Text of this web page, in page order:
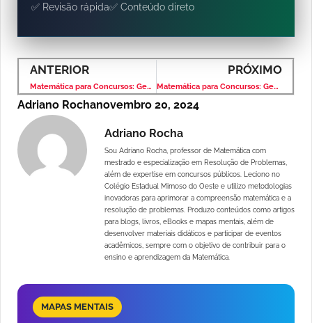
✅ Revisão rápida✅ Conteúdo direto
ANTERIOR
Matemática para Concursos: Geometria Plana – Banca VUNESP – Nível Médio
PRÓXIMO
Matemática para Concursos: Geometria Plana – Banca VUNESP – Nível Médio
Adriano Rochanovembro 20, 2024
Adriano Rocha
Sou Adriano Rocha, professor de Matemática com
mestrado e especialização em Resolução de Problemas,
além de expertise em concursos públicos. Leciono no
Colégio Estadual Mimoso do Oeste e utilizo metodologias
inovadoras para aprimorar a compreensão matemática e a
resolução de problemas. Produzo conteúdos como artigos
para blogs, livros, eBooks e mapas mentais, além de
desenvolver materiais didáticos e participar de eventos
acadêmicos, sempre com o objetivo de contribuir para o
ensino e aprendizagem da Matemática.
MAPAS MENTAIS